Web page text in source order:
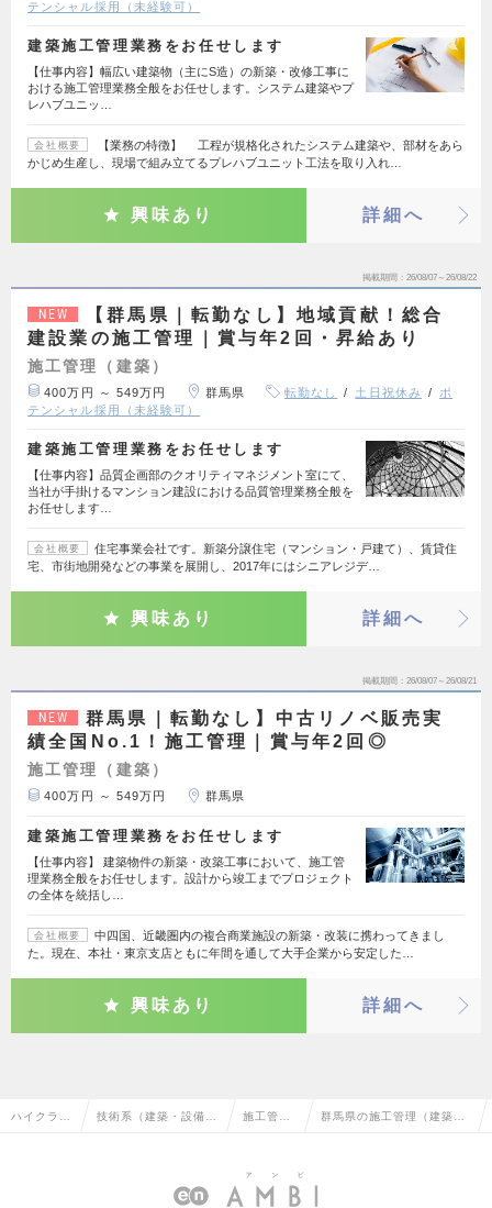
テンシャル採用（未経験可）
建築施工管理業務をお任せします
【仕事内容】幅広い建築物（主にS造）の新築・改修工事に
おける施工管理業務全般をお任せします。システム建築やプ
レハブユニッ…
会社概要
【業務の特徴】 工程が規格化されたシステム建築や、部材をあら
かじめ生産し、現場で組み立てるプレハブユニット工法を取り入れ…
興味あり 詳細へ
掲載期間 26/08/07～26/08/22
NEW
【群馬県｜転勤なし】地域貢献！総合
建設業の施工管理｜賞与年2回・昇給あり
施工管理（建築）
400万円 ～ 549万円 群馬県 転勤なし 土日祝休み
ポ
テンシャル採用（未経験可）
建築施工管理業務をお任せします
【仕事内容】品質企画部のクオリティマネジメント室にて、
当社が手掛けるマンション建設における品質管理業務全般を
お任せします…
会社概要
住宅事業会社です。新築分譲住宅（マンション・戸建て）、賃貸住
宅、市街地開発などの事業を展開し、2017年にはシニアレジデ…
興味あり 詳細へ
掲載期間 26/08/07～26/08/21
NEW
群馬県｜転勤なし】中古リノベ販売実
績全国No.1！施工管理｜賞与年2回◎
施工管理（建築）
400万円 ～ 549万円 群馬県
建築施工管理業務をお任せします
【仕事内容】 建築物件の新築・改築工事において、施工管
理業務全般をお任せします。設計から竣工までプロジェクト
の全体を統括し…
会社概要
中四国、近畿圏内の複合商業施設の新築・改装に携わってきまし
た。現在、本社・東京支店ともに年間を通して大手企業から安定した…
興味あり 詳細へ
ハイクラス 技術系（建築・設備・ 施工管理 群馬県の施工管理（建築）